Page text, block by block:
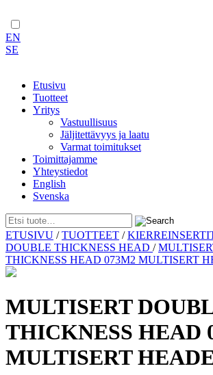
EN
SE
Etusivu
Tuotteet
Yritys
Vastuullisuus
Jäljitettävyys ja laatu
Varmat toimitukset
Toimittajamme
Yhteystiedot
English
Svenska
Skip
to
content
ETUSIVU /TUOTTEET /
DOUBLE THICKNESS HEAD /
THICKNESS HEAD 073M2 MULTISERT
MULTISERT
THICKNESS HEAD
MULTISERT